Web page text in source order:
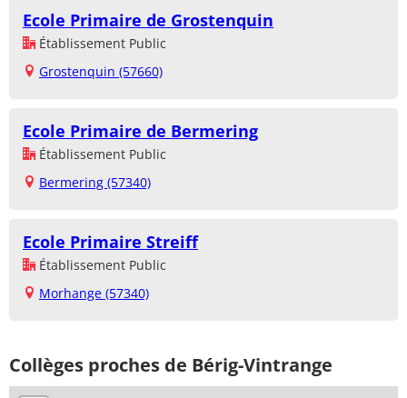
Ecole Primaire de Grostenquin
Établissement Public
Grostenquin (57660)
Ecole Primaire de Bermering
Établissement Public
Bermering (57340)
Ecole Primaire Streiff
Établissement Public
Morhange (57340)
Collèges proches de Bérig-Vintrange